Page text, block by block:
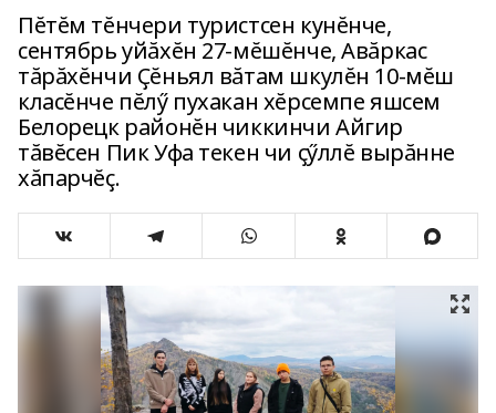
Пĕтĕм тĕнчери туристсен кунĕнче,
сентябрь уйăхĕн 27-мĕшĕнче, Авăркас
тăрăхĕнчи Ҫĕньял вăтам шкулĕн 10-мĕш
класĕнче пĕлӳ пухакан хĕрсемпе яшсем
Белорецк районĕн чиккинчи Айгир
тăвĕсен Пик Уфа текен чи ҫӳллĕ вырăнне
хăпарчĕҫ.